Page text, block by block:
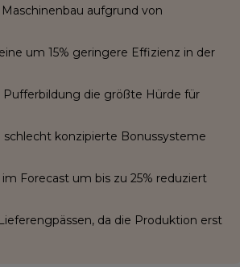
aufgrund von
um 15% geringere Effizienz in der
Pufferbildung die größte Hürde für
schlecht konzipierte Bonussysteme
Forecast um bis zu 25% reduziert
da die Produktion erst